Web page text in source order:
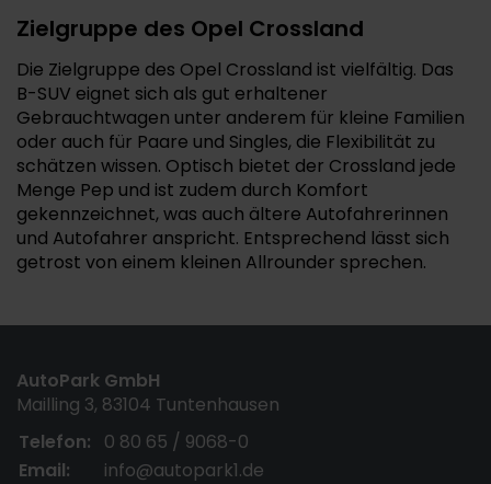
Zielgruppe des Opel Crossland
Die Zielgruppe des Opel Crossland ist vielfältig. Das
B-SUV eignet sich als gut erhaltener
Gebrauchtwagen unter anderem für kleine Familien
oder auch für Paare und Singles, die Flexibilität zu
schätzen wissen. Optisch bietet der Crossland jede
Menge Pep und ist zudem durch Komfort
gekennzeichnet, was auch ältere Autofahrerinnen
und Autofahrer anspricht. Entsprechend lässt sich
getrost von einem kleinen Allrounder sprechen.
AutoPark GmbH
Mailling 3, 83104 Tuntenhausen
Telefon:
0 80 65 / 9068-0
Email:
info@autopark1.de